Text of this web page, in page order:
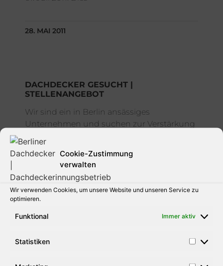
Cookie-Zustimmung
verwalten
Wir verwenden Cookies, um unsere Website und unseren Service zu
optimieren.
Funktional Immer aktiv
Statistiken
28. MAI 2011
DACHDECKER GESUCHT |
STELLENANGEBOT
Wir sind ein in Berlin ansässiges
Unternehmen und suchen zur Verstärkung
Dachdecker – Dach-, Wand- und
Abdichtungstechnik in Vollzeit.
31. AUGUST 2010
SCHNEELASTEN AUF DÄCHER